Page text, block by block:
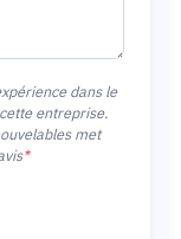
dans le
entreprise.
met
*